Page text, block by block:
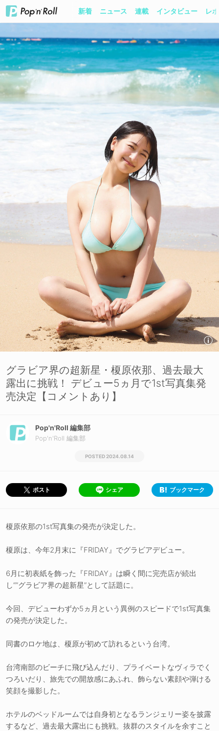
新着 ニュース 連載 インタビュー レ
グラビア界の超新星・榎原依那、過去最大
露出に挑戦！ デビュー5ヵ月で1st写真集発
売決定【コメントあり】
Pop'n'Roll 編集部
Pop'n'Roll 編集部
2024.08.14
ポスト シェア ブックマーク
榎原依那の1st写真集の発売が決定した。
榎原は、今年2月末に『FRIDAY』でグラビアデビュー。
6月に初表紙を飾った『FRIDAY』は瞬く間に完売店が続出
し“”グラビア界の超新星”として話題に。
今回、デビューわずか5ヵ月という異例のスピードで1st写真集
の発売が決定した。
同書のロケ地は、榎原が初めて訪れるという台湾。
台湾南部のビーチに飛び込んだり、プライベートなヴィラでく
つろいだり、旅先での開放感にあふれ、飾らない素顔や弾ける
笑顔を撮影した。
ホテルのベッドルームでは自身初となるランジェリー姿を披露
するなど、過去最大露出にも挑戦。抜群のスタイルを余すこと